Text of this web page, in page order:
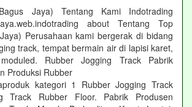
Jaya) Tentang Kami Indotrading
about Tentang Top
Perusahaan kami bergerak di bidang
track, tempat bermain air di lapisi karet,
Rubber Jogging Track Pabrik
Produksi Rubber
kategori 1 Rubber Jogging Track
Track Rubber Floor. Pabrik Produsen